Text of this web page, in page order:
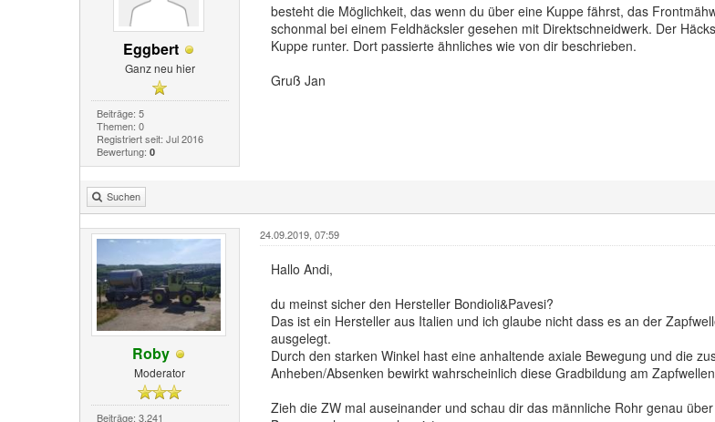
Eggbert
Ganz neu hier
Beiträge: 5
Themen: 0
Registriert seit: Jul 2016
Bewertung: 0
besteht die Möglichkeit, das wenn du über eine Kuppe fährst, das
schonmal bei einem Feldhäcksler gesehen mit Direktschneidwerk. Der
Kuppe runter. Dort passierte ähnliches wie von dir beschrieben.
Gruß Jan
Suchen
Roby
Moderator
Beiträge: 3.241
24.09.2019, 07:59
Hallo Andi,
du meinst sicher den Hersteller Bondioli&Pavesi?
Das ist ein Hersteller aus Italien und ich glaube nicht dass es an der
ausgelegt.
Durch den starken Winkel hast eine anhaltende axiale Bewegung und die
Anheben/Absenken bewirkt wahrscheinlich diese Gradbildung am
Zieh die ZW mal auseinander und schau dir das männliche Rohr genau